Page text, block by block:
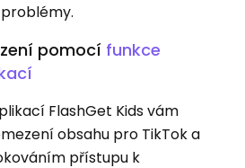
pomocí funkce
FlashGet Kids vám
obsahu pro TikTok a
přístupu k